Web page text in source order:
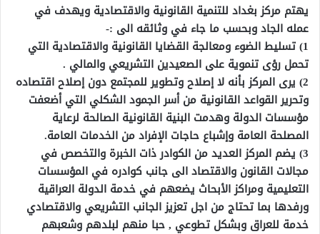
يهتم مركز بغداد للتنمية القانونية والاقتصادية ويهدف في
عمله الجاد وبحسب ما جاء في وثائقه الى :-
1) تسليط الضوء ومعالجة القضايا القانونية والاقتصادية التي
تحمل رؤى تنموية على الصعيدين التشريعي والمالي .
2) يرى المركز بأنه لا إصلاح وتطوير للمجتمع دون إصلاح اقتصاده
وتحرير القواعد القانونية من أسر الجمود الشكلي التي أضعفت
مؤسسات الدولة وهدمت البنية القانونية الصالحة لرعاية
المصلحة العامة وإشباع حاجات الإفراد من الخدمات العامة.
3) يضم المركز العديد من الكوادر ذات الخبرة والتخصص في
مجالات القانون والاقتصاد الى جانب كوادره في المؤسسات
التعليمية ومراكز الأبحاث يضعهم في خدمة الدولة العراقية
ورفدها بما تحتاج من اجل تعزيز الجانب التشريعي والاقتصادي
خدمة للعراق وبشكل تطوعي , حبا منهم لبلدهم وشعبهم